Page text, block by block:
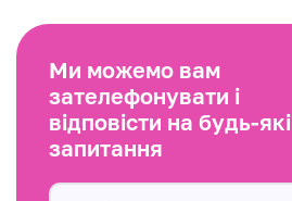
Ми можемо вам
зателефонувати і
відповісти на будь-які
запитання